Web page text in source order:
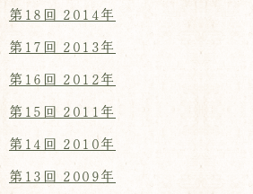
第18回 2014年
第17回 2013年
第16回 2012年
第15回 2011年
第14回 2010年
第13回 2009年